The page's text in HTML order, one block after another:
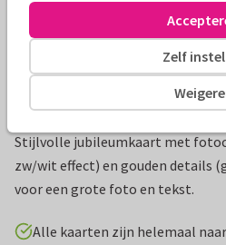
Productinformatie
Stijlvolle jubileumkaart met
zw/wit effect) en gouden details
voor een grote foto en tekst.
Alle kaarten zijn helemaal
Zelf